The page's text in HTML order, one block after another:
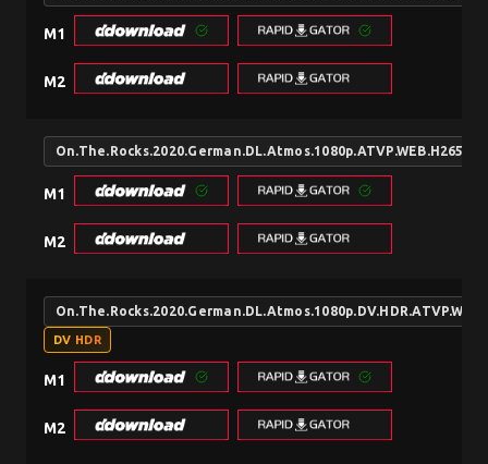
M1
M2
On.The.Rocks.2020.German.DL.Atmos.1080p.ATVP.WEB.H265-
M1
M2
DV HDR
M1
M2